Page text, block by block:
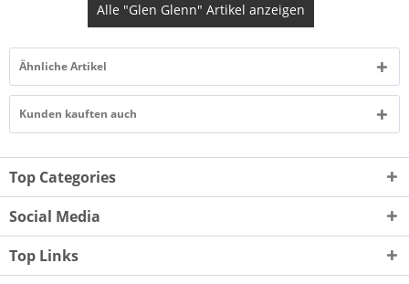
Alle "Glen Glenn" Artikel anzeigen
Ähnliche Artikel
Kunden kauften auch
Top Categories
Social Media
Top Links